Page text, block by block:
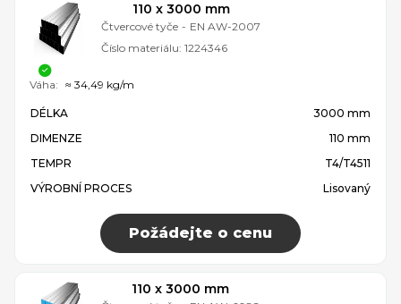
110 x 3000 mm
Čtvercové tyče - EN AW-2007
Číslo materiálu: 1224346
DÉLKA
3000 mm
DIMENZE
110 mm
TEMPR
T4/T4511
VÝROBNÍ PROCES
Lisovaný
Požádejte o cenu
Váha: ≈ 34,49 kg/m
110 x 3000 mm